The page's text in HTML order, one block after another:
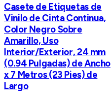
Casete de Etiquetas de
Vinilo de Cinta Continua,
Color Negro Sobre
Amarillo, Uso
Interior/Exterior, 24 mm
(0.94 Pulgadas) de Ancho
x 7 Metros (23 Pies) de
Largo